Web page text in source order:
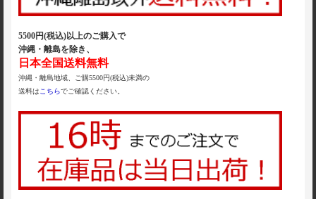
5500円(税込)以上のご購入で
沖縄・離島を除き、
日本全国送料無料
沖縄・離島地域、ご購5500円(税込)未満の
送料は こちらでご確認ください。